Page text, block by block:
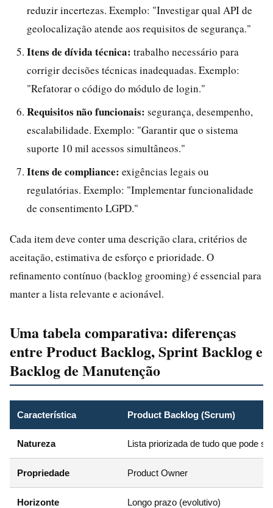
reduzir incertezas. Exemplo: "Investigar qual API de
geolocalização atende aos requisitos de segurança."
Itens de dívida técnica: trabalho necessário para
corrigir decisões técnicas inadequadas. Exemplo:
"Refatorar o código do módulo de login."
Requisitos não funcionais: segurança, desempenho,
escalabilidade. Exemplo: "Garantir que o sistema
suporte 10 mil acessos simultâneos."
Itens de compliance: exigências legais ou
regulatórias. Exemplo: "Implementar funcionalidade
de consentimento LGPD."
Cada item deve conter uma descrição clara, critérios de
aceitação, estimativa de esforço e prioridade. O
refinamento contínuo (backlog grooming) é essencial para
manter a lista relevante e acionável.
Uma tabela comparativa: diferenças
entre Product Backlog, Sprint Backlog e
Backlog de Manutenção
Característica Product Backlog (Scrum)
Natureza Lista priorizada de tudo que pode
Propriedade Product Owner
Horizonte Longo prazo (evolutivo)